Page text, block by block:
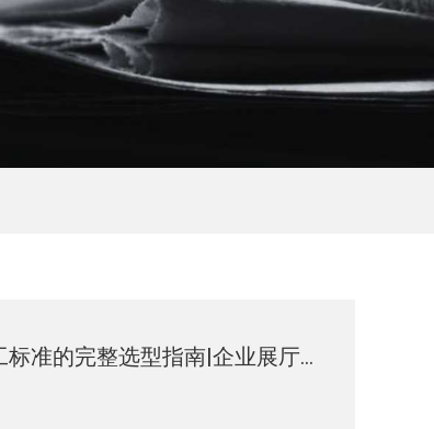
内蒙古展厅设计公司怎么选？2026年从设计实力到施工标准的完整选型指南|企业展厅|展厅建设|展厅装修|展厅施工|展厅设计公司哪家好